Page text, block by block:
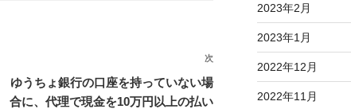
次
の
次
ゆうちょ銀行の口座を持っていない場
合に、代理で現金を10万円以上の払い
2023年2月
2023年1月
2022年12月
2022年11月